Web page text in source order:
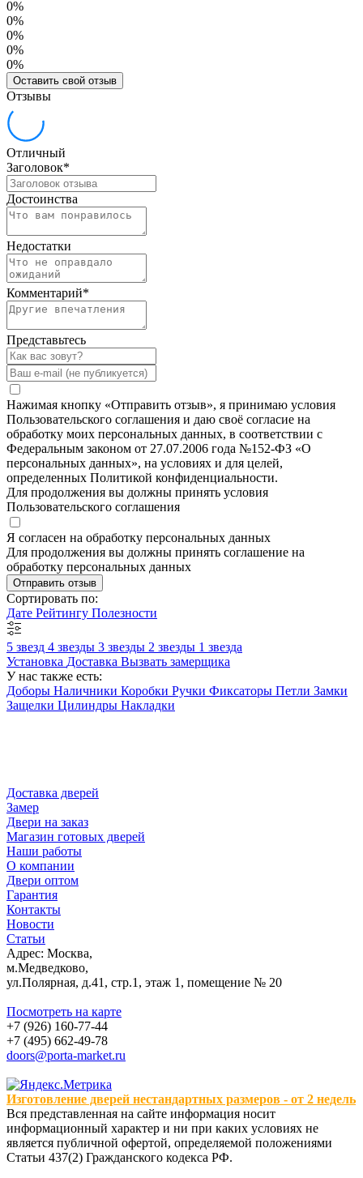
0%
0%
0%
0%
0%
Оставить свой отзыв
Отзывы
Отличный
Заголовок*
Достоинства
Недостатки
Комментарий*
Представьтесь
Нажимая кнопку «Отправить отзыв», я принимаю условия
Пользовательского соглашения и даю своё согласие на
обработку моих персональных данных, в соответствии с
Федеральным законом от 27.07.2006 года №152-ФЗ «О
персональных данных», на условиях и для целей,
определенных Политикой конфиденциальности.
Для продолжения вы должны принять условия
Пользовательского соглашения
Я согласен на обработку персональных данных
Для продолжения вы должны принять соглашение на
обработку персональных данных
Отправить отзыв
Сортировать по:
Дате Рейтингу Полезности
5 звезд 4 звезды 3 звезды 2 звезды 1 звезда
Установка Доставка Вызвать замерщика
У нас также есть:
Доборы Наличники Коробки Ручки Фиксаторы Петли Замки
Защелки Цилиндры Накладки
Доставка дверей
Замер
Двери на заказ
Магазин готовых дверей
Наши работы
О компании
Двери оптом
Гарантия
Контакты
Новости
Статьи
Адрес: Москва,
м.Медведково,
ул.Полярная, д.41, стр.1, этаж 1, помещение № 20
Посмотреть на карте
+7 (926) 160-77-44
+7 (495) 662-49-78
doors@porta-market.ru
Изготовление дверей нестандартных размеров - от 2 недель
Вся представленная на сайте информация носит
информационный характер и ни при каких условиях не
является публичной офертой, определяемой положениями
Статьи 437(2) Гражданского кодекса РФ.